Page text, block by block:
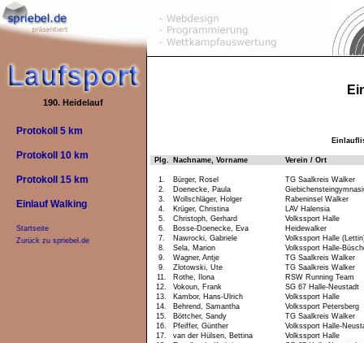
190. Heidelauf
Protokoll 5 km
Protokoll 10 km
Protokoll 15 km
Einlauf Walking
Startseite
Zurück zu spriebel.de
Plg. Nachname, Vorname Verein / Ort
1. Bürger, Rosel
TG Saalkreis Walker
2.
Doenecke, Paula
3.
Wollschläger, Holger
Rabeninsel Walker
4.
Krüger, Christina
LAV Halensia
5.
Christoph, Gerhard
Volkssport Halle
6.
Bosse-Doenecke, Eva
Heidewalker
7.
Nawrocki, Gabriele
Volkssport Halle
8.
Sela, Marion
Volkssport Halle-
9.
Wagner, Antje
TG Saalkreis Walker
9.
Zlotowski, Ute
TG Saalkreis Walker
11.
Rothe, Ilona
RSW Running Team
12.
Vokoun, Frank
SG 67 Halle-Neustadt
13.
Kambor, Hans-Ulrich
Volkssport Halle
14.
Behrend, Samantha
Volkssport Petersberg
15.
Böttcher, Sandy
TG Saalkreis Walker
16.
Pfeiffer, Günther
Volkssport Halle-
17.
van der Hülsen, Bettina
Volkssport Halle